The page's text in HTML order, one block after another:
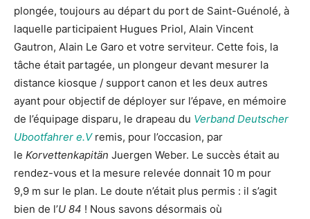
plongée, toujours au départ du port de Saint-Guénolé, à
laquelle participaient Hugues Priol, Alain Vincent
Gautron, Alain Le Garo et votre serviteur. Cette fois, la
tâche était partagée, un plongeur devant mesurer la
distance kiosque / support canon et les deux autres
ayant pour objectif de déployer sur l’épave, en mémoire
de l’équipage disparu, le drapeau du Verband Deutscher
Ubootfahrer e.Vremis, pour l’occasion, par
le Korvettenkapitän Juergen Weber. Le succès était au
rendez-vous et la mesure relevée donnait 10 m pour
9,9 m sur le plan. Le doute n’était plus permis : il s’agit
bien de l’U 84 ! Nous savons désormais où